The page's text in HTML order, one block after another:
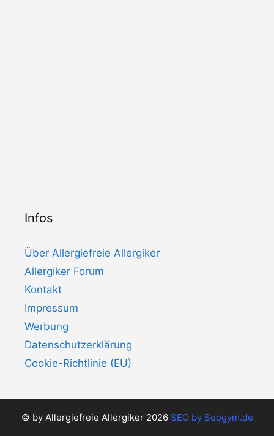
Infos
Über Allergiefreie Allergiker
Allergiker Forum
Kontakt
Impressum
Werbung
Datenschutzerklärung
Cookie-Richtlinie (EU)
© by Allergiefreie Allergiker 2026 SEO by Seogym.de